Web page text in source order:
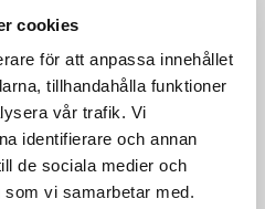
cookies
för att anpassa innehållet
tillhandahålla funktioner
vår trafik. Vi
identifierare och annan
de sociala medier och
vi samarbetar med.
i eller med projekt